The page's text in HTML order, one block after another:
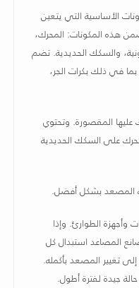
الأساسية التي يتعين
هذه المكونات: المحرك،
والسكك الحديدية. تضم
في ذلك بكرات الجر،
المقصورة. وتحتوي
على السكك الحديدية
المصعد بشكل أفضل.
وأجهزة الطوارئ. وإذا
المصاعد استبدال كل
تغيير المصعد بأكمله.
جيدة لفترة أطول.